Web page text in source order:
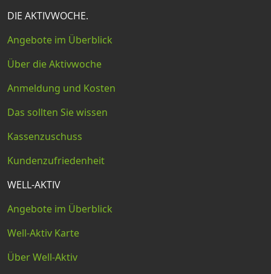
DIE AKTIVWOCHE.
Angebote im Überblick
Über die Aktivwoche
Anmeldung und Kosten
Das sollten Sie wissen
Kassenzuschuss
Kundenzufriedenheit
WELL-AKTIV
Angebote im Überblick
Well-Aktiv Karte
Über Well-Aktiv